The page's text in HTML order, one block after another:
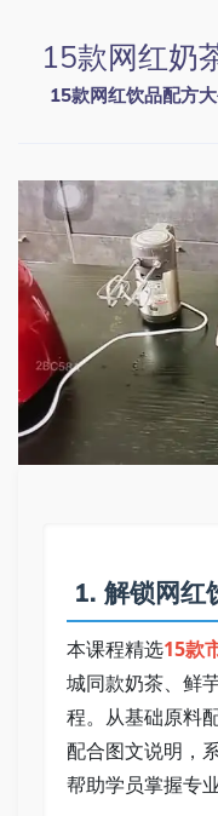
15款网红奶
15款网红饮品配方
1. 解锁网红
本课程精选15款
城同款奶茶、鲜
程。从基础原料
配合图文说明，
帮助学员掌握专